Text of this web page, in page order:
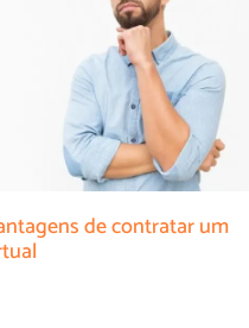
de contratar um